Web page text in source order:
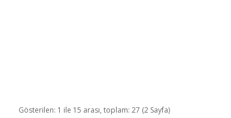
Gösterilen: 1 ile 15 arası, toplam: 27 (2 Sayfa)